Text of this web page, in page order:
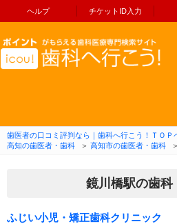
ヘルプ チケットID入力
コン
歯医者の口コミ評判なら｜歯科へ行こう！ＴＯＰ
高知の歯医者・歯科
＞ 高知市の歯医者・歯科 ＞
鏡川橋駅の歯科
ふじい小児・矯正歯科クリニック